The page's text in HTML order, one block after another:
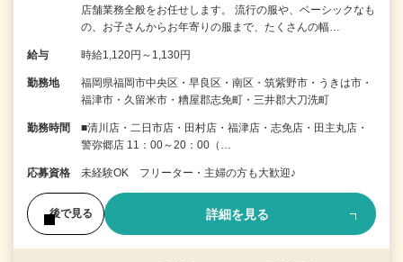
店舗業務全般をお任せします。 流行の服や、ベーシックなも
の、お子さんからお年寄りの服まで、たくさんの幅…
給与 時給1,120円～1,130円
勤務地
福岡県福岡市中央区・早良区・南区・筑紫野市・うきは市・
福津市・久留米市・糟屋郡志免町・三井郡大刀洗町
勤務時間
■清川店・二日市店・田村店・福津店・志免店・田主丸店・
警弥郷店 11：00～20：00（…
応募資格 未経験OK フリーター・主婦の方も大歓迎♪
後で見る 詳細を見る